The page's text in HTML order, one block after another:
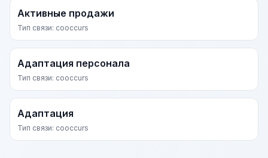
Активные продажи
Тип связи: cooccurs
Адаптация персонала
Тип связи: cooccurs
Адаптация
Тип связи: cooccurs